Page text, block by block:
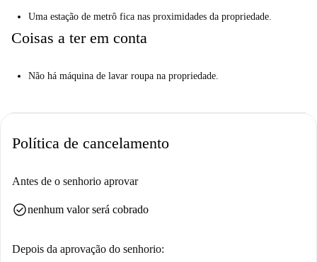
Uma estação de metrô fica nas proximidades da propriedade.
Coisas a ter em conta
Não há máquina de lavar roupa na propriedade.
Política de cancelamento
Antes de o senhorio aprovar
check_circlenenhum valor será cobrado
Depois da aprovação do senhorio: